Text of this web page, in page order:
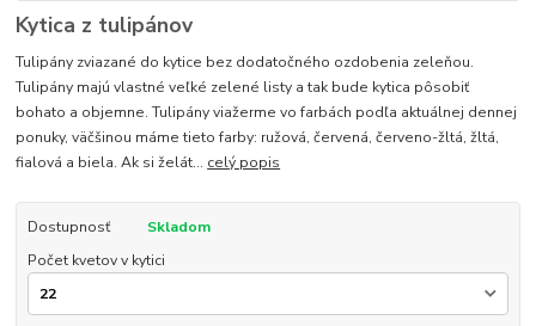
Kytica z tulipánov
Tulipány zviazané do kytice bez dodatočného ozdobenia zeleňou.
Tulipány majú vlastné veľké zelené listy a tak bude kytica pôsobiť
bohato a objemne. Tulipány viažerme vo farbách podľa aktuálnej dennej
ponuky, väčšinou máme tieto farby: ružová, červená, červeno-žltá, žltá,
fialová a biela. Ak si želát... celý popis
Dostupnosť
Skladom
Počet kvetov v kytici